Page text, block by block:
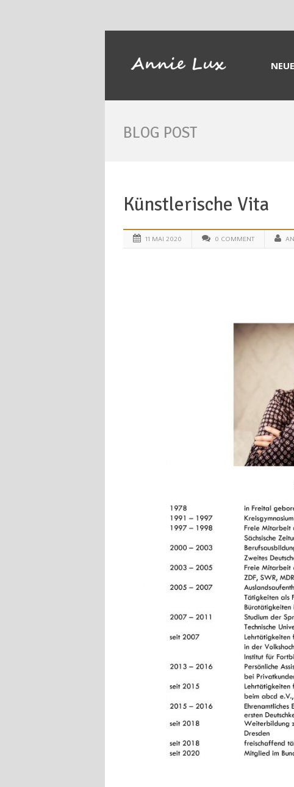
BLOG POST
Künstlerische Vita
11 MAI 2020 0 COMMENT